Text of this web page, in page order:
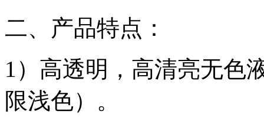
二、产品特点：
1）高透明，高清亮无色
限浅色）。